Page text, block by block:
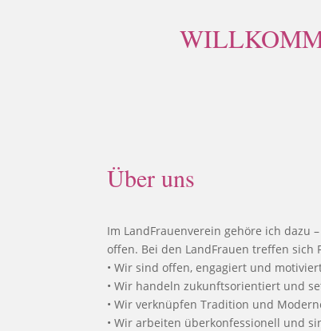
Über uns
Im LandFrauenverein gehöre ich dazu
offen. Bei den LandFrauen treffen
• Wir sind offen, engagiert und
• Wir handeln zukunftsorientiert und
• Wir verknüpfen Tradition und
• Wir arbeiten überkonfessionell und